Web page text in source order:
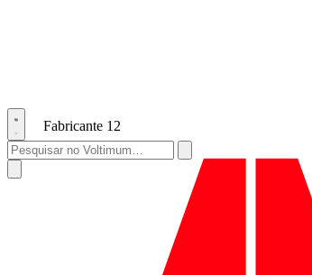
Fabricante 12